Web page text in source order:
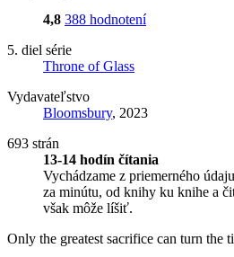
4,8 388 hodnotení
5. diel série
Throne of Glass
Vydavateľstvo
Bloomsbury, 2023
693 strán
13-14 hodín čítania
Vychádzame z priemerného
za minútu, od knihy ku knihe a
však môže líšiť.
Only the greatest sacrifice can turn the